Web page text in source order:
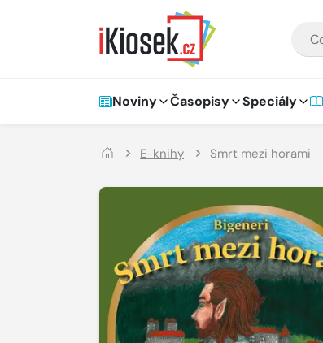
Hlavní navigace
Noviny Časopisy Speciály
E-knihy Smrt mezi horami